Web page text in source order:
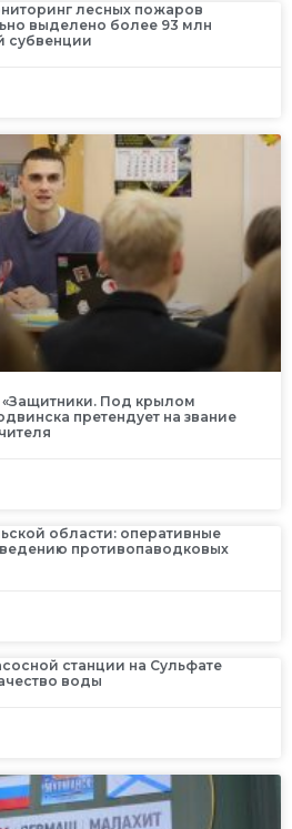
лесных пожаров
выделено более 93 млн
субвенции
Под крылом
претендует на звание
области: оперативные
противопаводковых
станции на Сульфате
воды